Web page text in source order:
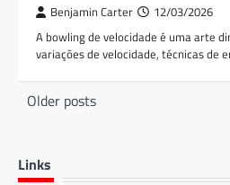
Benjamin Carter 12/03/2026
A bowling de velocidade é uma arte
variações de velocidade, técnicas de
Posts
Older posts
Links